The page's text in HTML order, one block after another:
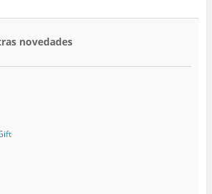
novedades